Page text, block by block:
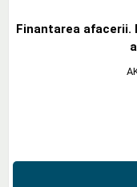
Finantarea afacerii.